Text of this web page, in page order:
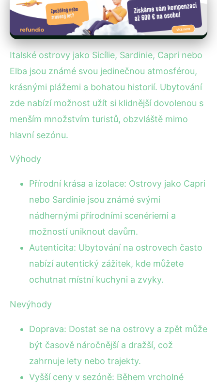
Italské ostrovy jako Sicílie, Sardinie, Capri nebo
Elba jsou známé svou jedinečnou atmosférou,
krásnými plážemi a bohatou historií. Ubytování
zde nabízí možnost užít si klidnější dovolenou s
menším množstvím turistů, obzvláště mimo
hlavní sezónu.
Výhody
Přírodní krása a izolace: Ostrovy jako Capri
nebo Sardinie jsou známé svými
nádhernými přírodními scenériemi a
možností uniknout davům.
Autenticita: Ubytování na ostrovech často
nabízí autentický zážitek, kde můžete
ochutnat místní kuchyni a zvyky.
Nevýhody
Doprava: Dostat se na ostrovy a zpět může
být časově náročnější a dražší, což
zahrnuje lety nebo trajekty.
Vyšší ceny v sezóně: Během vrcholné